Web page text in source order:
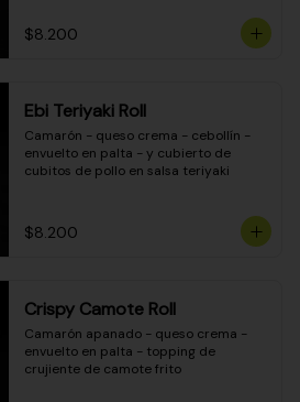
$8.200
Ebi Teriyaki Roll
Camarón - queso crema - cebollín -
envuelto en palta - y cubierto de
cubitos de pollo en salsa teriyaki
$8.200
Crispy Camote Roll
Camarón apanado - queso crema -
envuelto en palta - topping de
crujiente de camote frito